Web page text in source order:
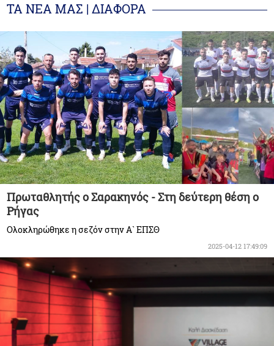
ΤΑ ΝΕΑ ΜΑΣ | ΔΙΑΦΟΡΑ
Πρωταθλητής ο Σαρακηνός - Στη δεύτερη θέση ο
Ρήγας
Ολοκληρώθηκε η σεζόν στην Α` ΕΠΣΘ
2025-04-12 17:49:09